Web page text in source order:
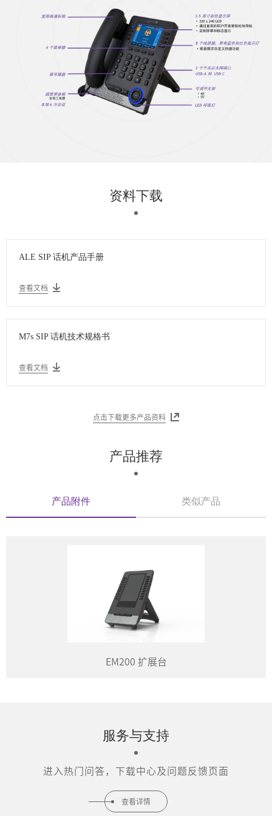
资料下载
ALE SIP 话机产品手册
查看文档
M7s SIP 话机技术规格书
查看文档
点击下载更多产品资料
产品推荐
产品附件 类似产品
EM200 扩展台
服务与支持
进入热门问答，下载中心及问题反馈页面
查看详情